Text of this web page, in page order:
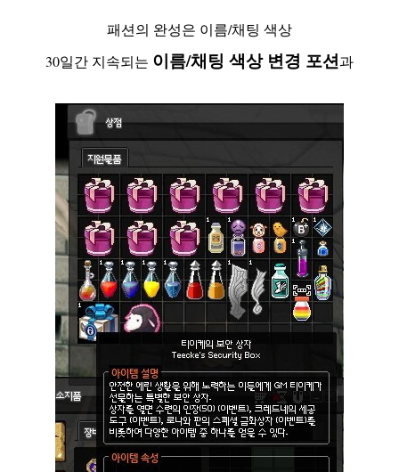
패션의 완성은 이름/채팅 색상
30일간 지속되는 이름/채팅 색상 변경 포션과